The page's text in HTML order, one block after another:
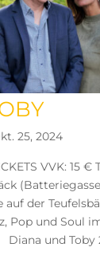
25, 2024
VVK: 15
(Batteriegasse
der
Pop und Soul
Diana und Toby